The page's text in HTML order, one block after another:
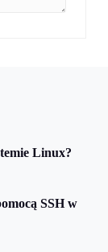
Linux?
SSH w